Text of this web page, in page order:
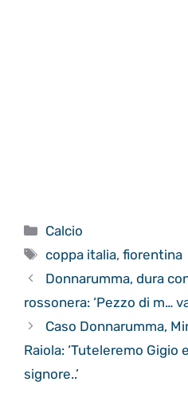
Categorie
Calcio
Tag
coppa italia,fiorentina
Donnarumma, dura
rossonera: ‘Pezzo di m…
Caso Donnarumma,
Raiola: ‘Tuteleremo Gigio
signore..’